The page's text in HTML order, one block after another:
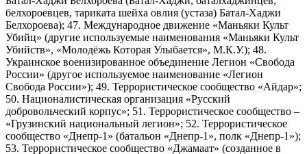
белхороевцев, тариката шейха овлия (устаза) Батал-Хаджи
Белхороева); 47. Международное движение «Маньяки Культ
Убийц» (другие используемые наименования «Маньяки Культ
Убийств», «Молодёжь Которая Улыбается», М.К.У.); 48.
Украинское военизированное объединение Легион «Свобода
России» (другое используемое наименование «Легион
Свобода России»); 49. Террористическое сообщество «Айдар»;
50. Националистическая организация «Русский
добровольческий корпус»; 51. Террористическое сообщество –
«Грузинский национальный легион»; 52. Террористическое
сообщество «Днепр-1» (батальон «Днепр-1», полк «Днепр-1»);
53. Террористическое сообщество «Джамаат» (созданное в